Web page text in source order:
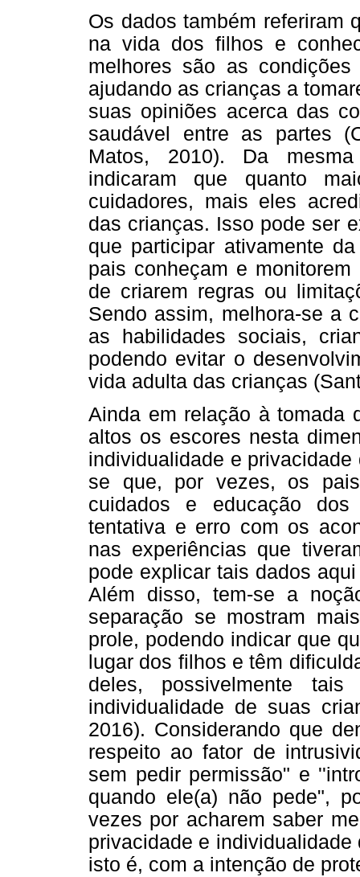
Os dados também referiram
na vida dos filhos e
melhores são as
ajudando as crianças a
suas opiniões acerca das
saudável entre as partes
Matos, 2010). Da
indicaram que quanto
cuidadores, mais eles
das crianças. Isso pode ser
que participar ativamente
pais conheçam e
de criarem regras ou
Sendo assim, melhora-se a
as habilidades sociais,
podendo evitar o
vida adulta das crianças
Ainda em relação à tomada
altos os escores nesta
individualidade e
se que, por vezes, os
cuidados e educação
tentativa e erro com os
nas experiências que
pode explicar tais dados
Além disso, tem-se a
separação se mostram
prole, podendo indicar que
lugar dos filhos e têm
deles, possivelmente
individualidade de suas
2016). Considerando que
respeito ao fator de
sem pedir permissão" e
quando ele(a) não pede",
vezes por acharem saber
privacidade e
isto é, com a intenção de